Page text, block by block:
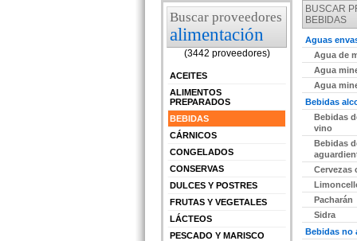
Buscar proveedores
alimentación
(3442 proveedores)
ACEITES
ALIMENTOS
PREPARADOS
BEBIDAS
CÁRNICOS
CONGELADOS
CONSERVAS
DULCES Y POSTRES
FRUTAS Y VEGETALES
LÁCTEOS
PESCADO Y MARISCO
BUSCAR
BEBIDAS
Aguas
Agua de
Agua
Agua
Bebidas
Bebidas
vino
Bebidas
Cervezas
Pacharán
Sidra
Bebidas no